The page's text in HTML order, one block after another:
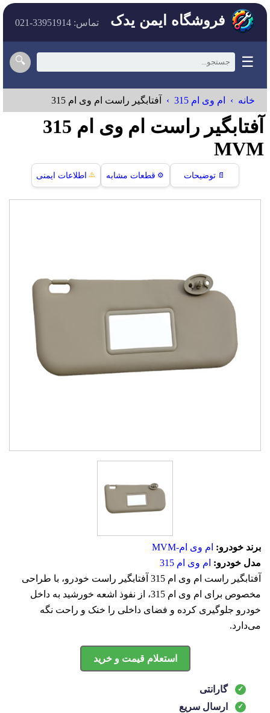
فروشگاه ایمن یدک تماس: 33951914-021
☰
🔍
خانه ام وی ام 315 آفتابگیر راست ام وی ام 315
آفتابگیر راست ام وی ام 315
MVM
📄 توضیحات ⚙️ قطعات مشابه ⚠️ اطلاعات ایمنی
برند خودرو: ام وی ام-MVM
مدل خودرو: ام وی ام 315
آفتابگیر راست ام وی ام 315 آفتابگیر راست خودرو، با طراحی
مخصوص برای ام وی ام 315، از نفوذ اشعه خورشید به داخل
خودرو جلوگیری کرده و فضای داخلی را خنک و راحت نگه
می‌دارد.
استعلام قیمت و خرید
گارانتی
ارسال سریع